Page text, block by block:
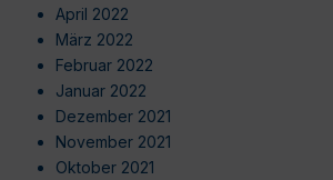
April 2022
März 2022
Februar 2022
Januar 2022
Dezember 2021
November 2021
Oktober 2021